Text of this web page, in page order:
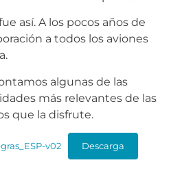
así. A los pocos años de
a todos los aviones
algunas de las
más relevantes de las
que la disfrute.
v02 Descarga